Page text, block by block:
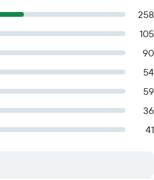
258
105
90
54
59
36
41